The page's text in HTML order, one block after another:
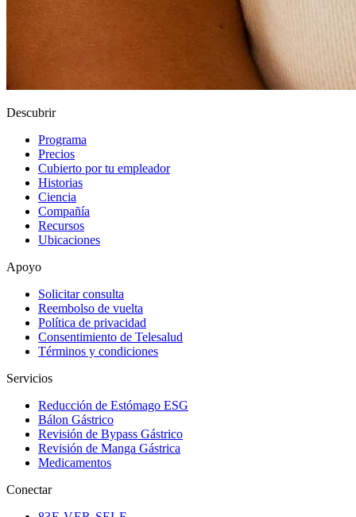
Descubrir
Programa
Precios
Cubierto por tu empleador
Historias
Ciencia
Compañía
Recursos
Ubicaciones
Apoyo
Solicitar consulta
Reembolso de vuelta
Política de privacidad
Consentimiento de Telesalud
Términos y condiciones
Servicios
Reducción de Estómago ESG
Bálon Gástrico
Revisión de Bypass Gástrico
Revisión de Manga Gástrica
Medicamentos
Conectar